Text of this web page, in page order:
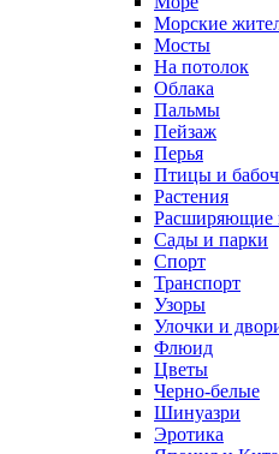
Морские
Мосты
На потолок
Облака
Пальмы
Пейзаж
Перья
Птицы и
Растения
Расширяющие
Сады и парки
Спорт
Транспорт
Узоры
Улочки и
Флюид
Цветы
Черно-белые
Шинуазри
Эротика